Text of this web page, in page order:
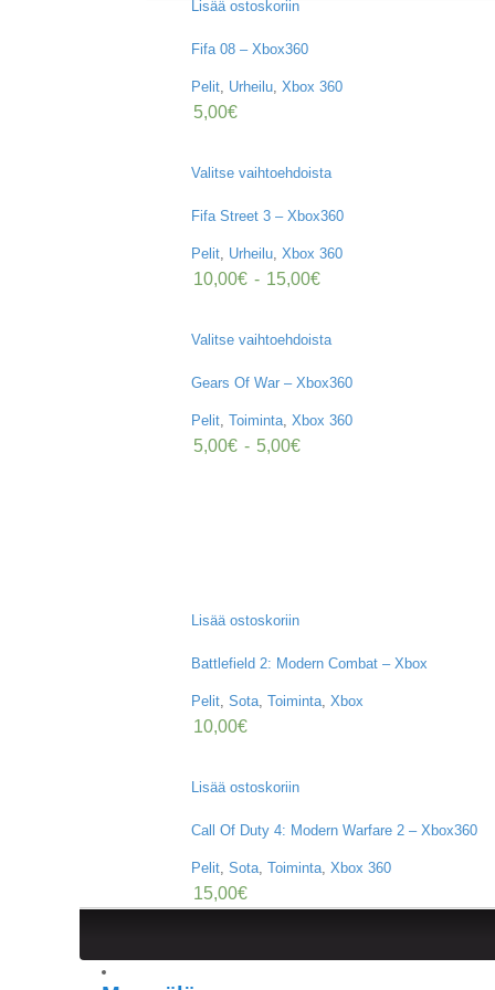
Lisää ostoskoriin
Fifa 08 – Xbox360
Pelit, Urheilu, Xbox 360
5,00€
Valitse vaihtoehdoista
Fifa Street 3 – Xbox360
Pelit, Urheilu, Xbox 360
10,00€ - 15,00€
Valitse vaihtoehdoista
Gears Of War – Xbox360
Pelit, Toiminta, Xbox 360
5,00€ - 5,00€
Lisää ostoskoriin
Battlefield 2: Modern Combat – Xbox
Pelit, Sota, Toiminta, Xbox
10,00€
Lisää ostoskoriin
Call Of Duty 4: Modern Warfare 2 – Xbox360
Pelit, Sota, Toiminta, Xbox 360
15,00€